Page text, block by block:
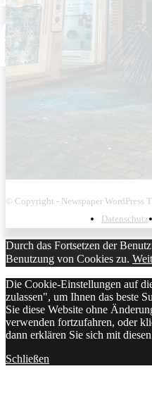
© Copyright - Newspaper WordPress
Datenschutz
Durch das Fortsetzen der
Benutzung von Cookies zu.
Die Cookie-Einstellungen auf
zulassen", um Ihnen das beste
Sie diese Website ohne
verwenden fortzufahren, oder
dann erklären Sie sich mit
Schließen